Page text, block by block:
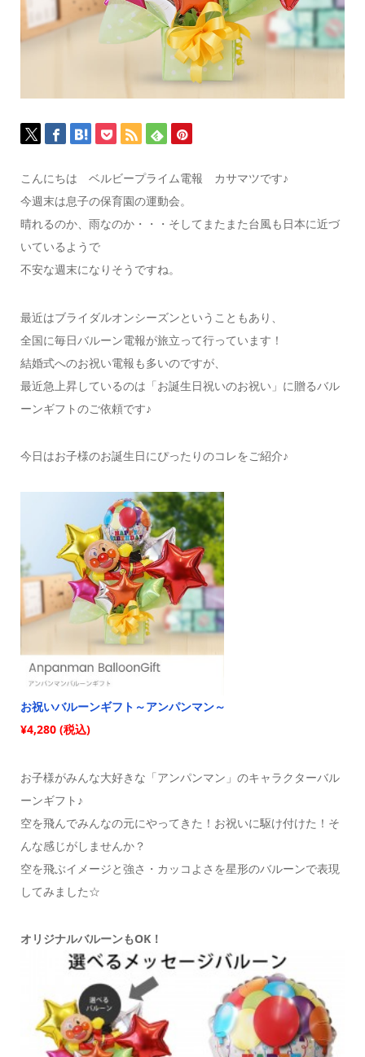
こんにちは ベルビープライム電報 カサマツです♪
今週末は息子の保育園の運動会。
晴れるのか、雨なのか・・・そしてまたまた台風も日本に近づ
いているようで
不安な週末になりそうですね。
最近はブライダルオンシーズンということもあり、
全国に毎日バルーン電報が旅立って行っています！
結婚式へのお祝い電報も多いのですが、
最近急上昇しているのは「お誕生日祝いのお祝い」に贈るバル
ーンギフトのご依頼です♪
今日はお子様のお誕生日にぴったりのコレをご紹介♪
お祝いバルーンギフト～アンパンマン～
¥4,280 (税込)
お子様がみんな大好きな「アンパンマン」のキャラクターバル
ーンギフト♪
空を飛んでみんなの元にやってきた！お祝いに駆け付けた！そ
んな感じがしませんか？
空を飛ぶイメージと強さ・カッコよさを星形のバルーンで表現
してみました☆
オリジナルバルーンもOK！